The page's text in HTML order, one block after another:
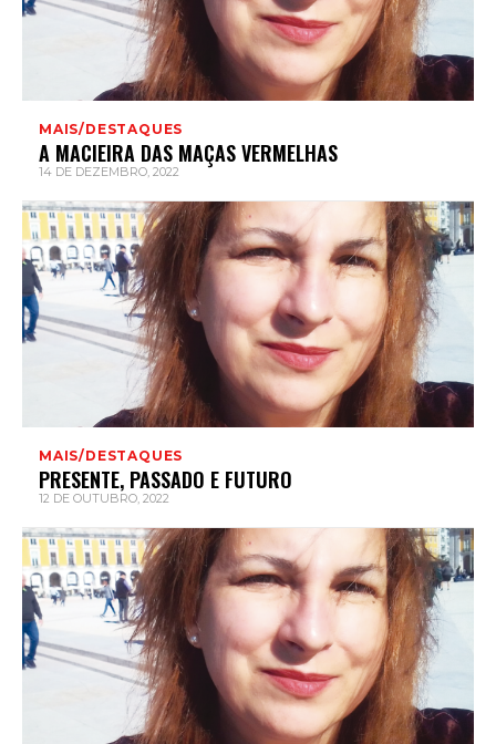
MAIS/DESTAQUES
A MACIEIRA DAS MAÇAS VERMELHAS
14 DE DEZEMBRO, 2022
MAIS/DESTAQUES
PRESENTE, PASSADO E FUTURO
12 DE OUTUBRO, 2022